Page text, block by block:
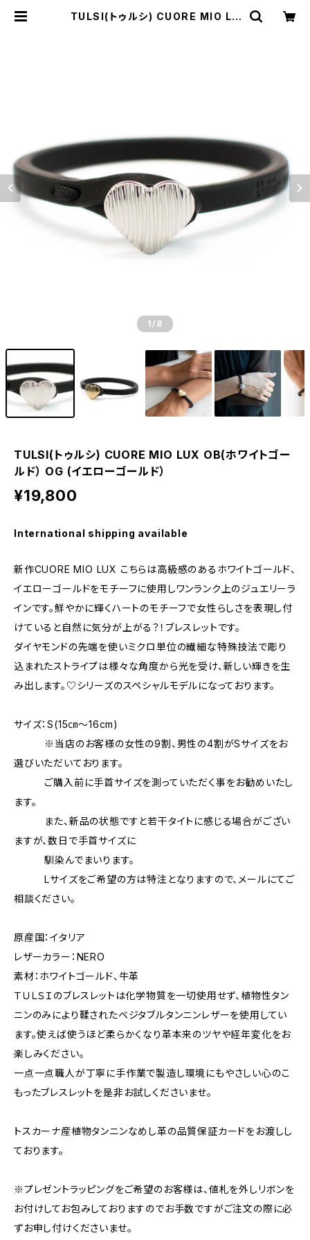
TULSI(トゥルシ) CUORE MIO LU
1 /8
TULSI(トゥルシ) CUORE MIO LUX OB(ホワイトゴー
ルド） OG (イエローゴールド）
¥19,800
International shipping available
新作CUORE MIO LUX こちらは高級感のあるホワイトゴールド、
イエローゴールドをモチーフに使用しワンランク上のジュエリーラ
インです。鮮やかに輝くハートのモチーフで女性らしさを表現し付
けていると自然に気分が上がる？！ブレスレットです。
ダイヤモンドの先端を使いミクロ単位の繊細な特殊技法で彫り
込まれたストライプは様々な角度から光を受け、新しい輝きを生
み出します。♡シリーズのスペシャルモデルになっております。
サイズ：S(15㎝～16cm)
※当店のお客様の女性の9割、男性の4割がSサイズをお
選びいただいております。
ご購入前に手首サイズを測っていただく事をお勧めいたし
ます。
また、新品の状態ですと若干タイトに感じる場合がござい
ますが、数日で手首サイズに
馴染んでまいります。
Lサイズをご希望の方は特注となりますので、メールにてご
相談ください。
原産国：イタリア
レザーカラー：NERO
素材：ホワイトゴールド、牛革
ＴＵＬＳＩのブレスレットは化学物質を一切使用せず、植物性タン
ニンのみにより鞣されたベジタブルタンニンレザーを使用してい
ます。使えば使うほど柔らかくなり革本来のツヤや経年変化をお
楽しみください。
一点一点職人が丁寧に手作業で製造し環境にもやさしい心のこ
もったブレスレットを是非お試しくださいませ。
トスカーナ産植物タンニンなめし革の品質保証カードをお渡しし
ております。
※プレゼントラッピングをご希望のお客様は、値札を外しリボンを
お付けしてお包みしておりますのでお手数ですがご注文の際に必
ずお申し付けくださいませ。